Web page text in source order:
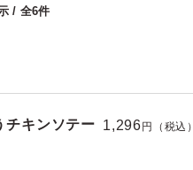
/ 全6件
チキンソテー 1,296 円（税込）